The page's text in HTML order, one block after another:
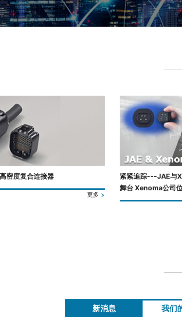
密度复合连接器
更多
紧紧追踪---JAE与
舞台 Xenoma公司
新消息 我们